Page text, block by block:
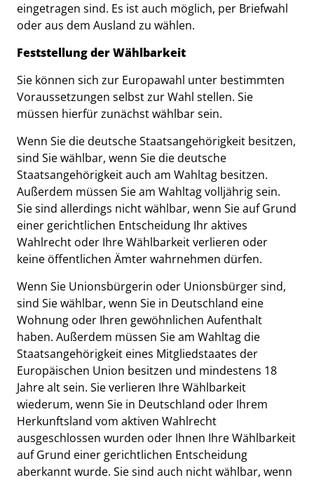
eingetragen sind. Es ist auch möglich, per Briefwahl
oder aus dem Ausland zu wählen.
Feststellung der Wählbarkeit
Sie können sich zur Europawahl unter bestimmten
Voraussetzungen selbst zur Wahl stellen. Sie
müssen hierfür zunächst wählbar sein.
Wenn Sie die deutsche Staatsangehörigkeit besitzen,
sind Sie wählbar, wenn Sie die deutsche
Staatsangehörigkeit auch am Wahltag besitzen.
Außerdem müssen Sie am Wahltag volljährig sein.
Sie sind allerdings nicht wählbar, wenn Sie auf Grund
einer gerichtlichen Entscheidung Ihr aktives
Wahlrecht oder Ihre Wählbarkeit verlieren oder
keine öffentlichen Ämter wahrnehmen dürfen.
Wenn Sie Unionsbürgerin oder Unionsbürger sind,
sind Sie wählbar, wenn Sie in Deutschland eine
Wohnung oder Ihren gewöhnlichen Aufenthalt
haben. Außerdem müssen Sie am Wahltag die
Staatsangehörigkeit eines Mitgliedstaates der
Europäischen Union besitzen und mindestens 18
Jahre alt sein. Sie verlieren Ihre Wählbarkeit
wiederum, wenn Sie in Deutschland oder Ihrem
Herkunftsland vom aktiven Wahlrecht
ausgeschlossen wurden oder Ihnen Ihre Wählbarkeit
auf Grund einer gerichtlichen Entscheidung
aberkannt wurde. Sie sind auch nicht wählbar, wenn